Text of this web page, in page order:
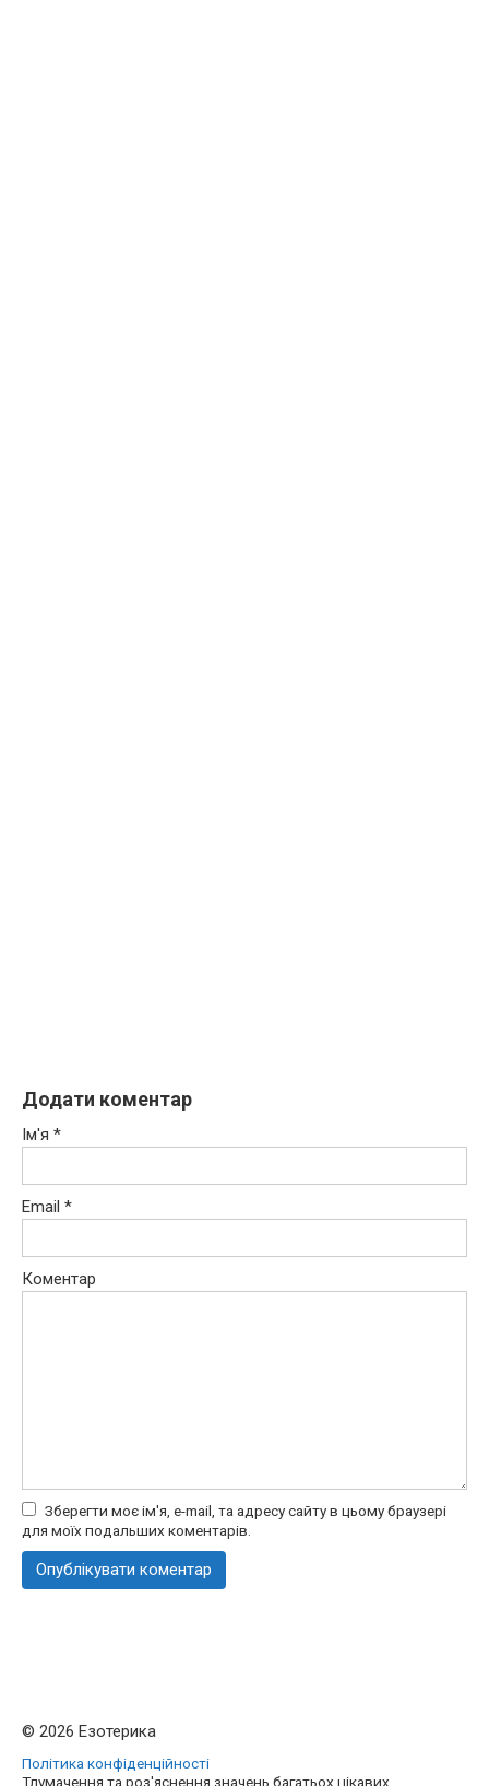
Додати коментар
Ім'я *
Email *
Коментар
Зберегти моє ім'я, e-mail, та адресу сайту в цьому браузері
для моїх подальших коментарів.
© 2026 Езотерика
Політика конфіденційності
Тлумачення та роз'яснення значень багатьох цікавих